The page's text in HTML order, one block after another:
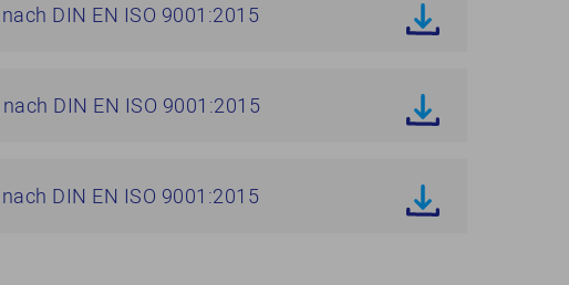
nach DIN EN ISO 9001:2015
nach DIN EN ISO 9001:2015
nach DIN EN ISO 9001:2015